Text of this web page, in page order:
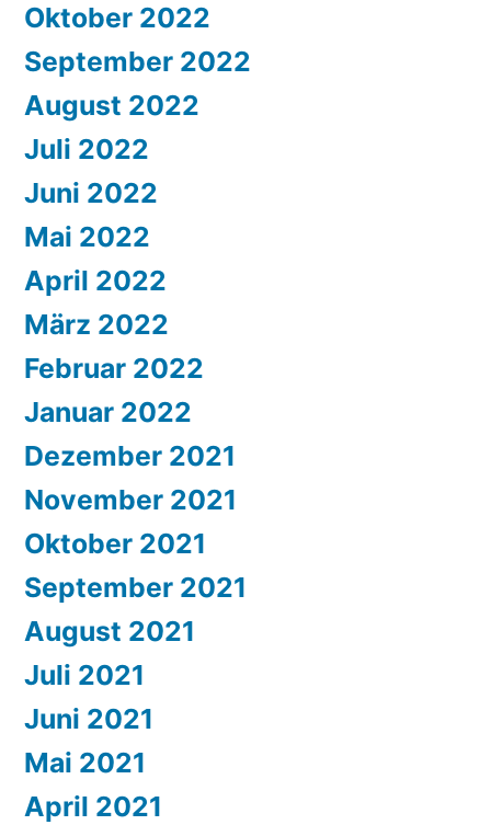
Oktober 2022
September 2022
August 2022
Juli 2022
Juni 2022
Mai 2022
April 2022
März 2022
Februar 2022
Januar 2022
Dezember 2021
November 2021
Oktober 2021
September 2021
August 2021
Juli 2021
Juni 2021
Mai 2021
April 2021